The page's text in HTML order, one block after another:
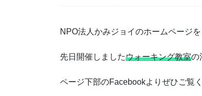
NPO法人かみジョイのホームページ
先日開催しましたウォーキング教室の
ページ下部のFacebookよりぜひご覧く